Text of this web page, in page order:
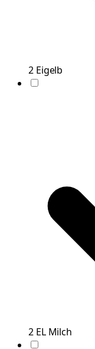
2 Eigelb
2 EL Milch